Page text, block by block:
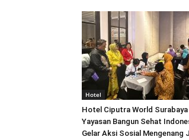
Hotel
Hotel Ciputra World Surabaya
Yayasan Bangun Sehat
Gelar Aksi Sosial Mengenang